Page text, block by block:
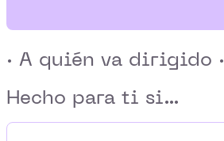
· A quién va dirigido ·
Hecho para ti si...